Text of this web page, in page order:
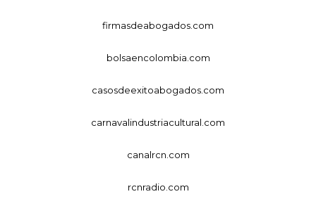
firmasdeabogados.com
bolsaencolombia.com
casosdeexitoabogados.com
carnavalindustriacultural.com
canalrcn.com
rcnradio.com